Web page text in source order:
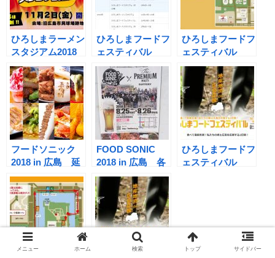
ひろしまラーメン
スタジアム2018
開催決定！ 気に
なる開催期間と出
品店舗は？
ひろしまフードフ
ェスティバル
2018の開催日程
は10月27日
（土）・28日
（日）！?【広島
の食のイベントま
とめ】
ひろしまフードフ
ェスティバル
2018開催決定！
10月27日～28日
10:00～17:00 ＠
広島城周辺
フードソニック
2018 in 広島 延
期後の再日程が決
定！
FOOD SONIC
2018 in 広島 各
店舗のメニューと
価格をご紹介
(^^♪
ひろしまフードフ
ェスティバル
メニュー ホーム 検索 トップ サイドバー